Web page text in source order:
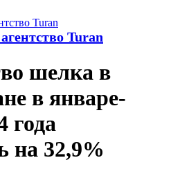
Turan
шелка в
в январе-
года
на 32,9%